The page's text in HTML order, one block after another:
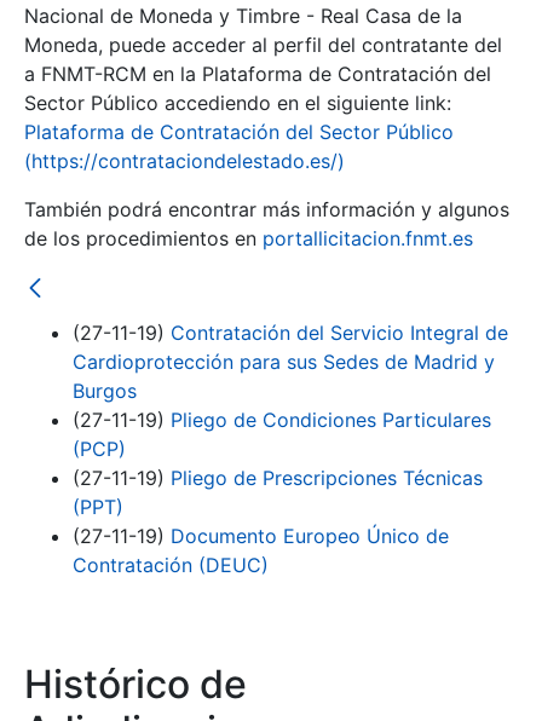
Nacional de Moneda y Timbre - Real Casa de la
Moneda, puede acceder al perfil del contratante del
a FNMT-RCM en la Plataforma de Contratación del
Sector Público accediendo en el siguiente link:
Plataforma de Contratación del Sector Público
(https://contrataciondelestado.es/)
También podrá encontrar más información y algunos
de los procedimientos en portallicitacion.fnmt.es
(27-11-19) Contratación del Servicio Integral de
Cardioprotección para sus Sedes de Madrid y
Burgos
(27-11-19) Pliego de Condiciones Particulares
(PCP)
(27-11-19) Pliego de Prescripciones Técnicas
(PPT)
(27-11-19) Documento Europeo Único de
Contratación (DEUC)
Histórico de